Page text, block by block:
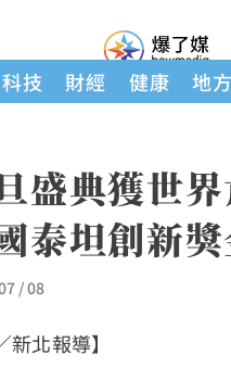
科技 財經 健康 地方
盛典獲世
泰坦創新
/ 08
新北報導】